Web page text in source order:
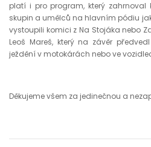
platí i pro program, který zahrnoval
skupin a umělců na hlavním pódiu
vystoupili komici z Na Stojáka nebo
Leoš Mareš, který na závěr
ježdění v motokárách nebo ve
Děkujeme všem za jedinečnou a